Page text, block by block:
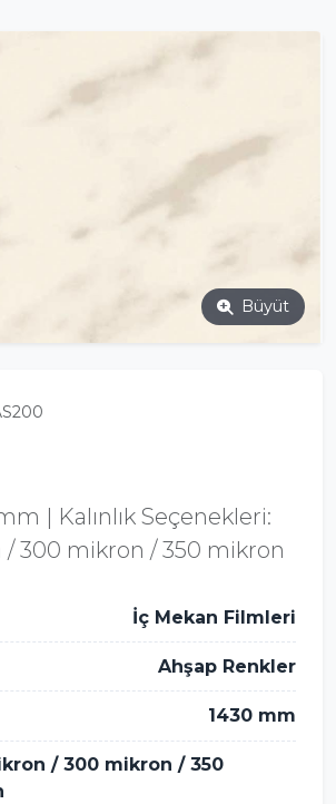
Büyüt
| Kalınlık Seçenekleri:
300 mikron / 350 mikron
İç Mekan Filmleri
Ahşap Renkler
1430 mm
/ 300 mikron / 350